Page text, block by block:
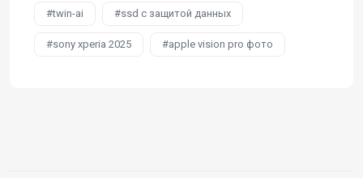
twin-ai ssd с защитой данных
sony xperia 2025 apple vision pro фото